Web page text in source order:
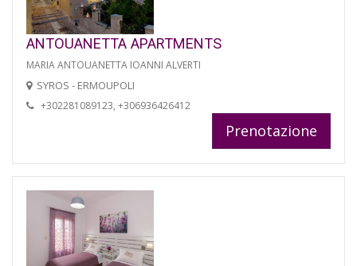
ANTOUANETTA APARTMENTS
MARIA ANTOUANETTA IOANNI ALVERTI
SYROS - ERMOUPOLI
+302281089123, +306936426412
Prenotazione